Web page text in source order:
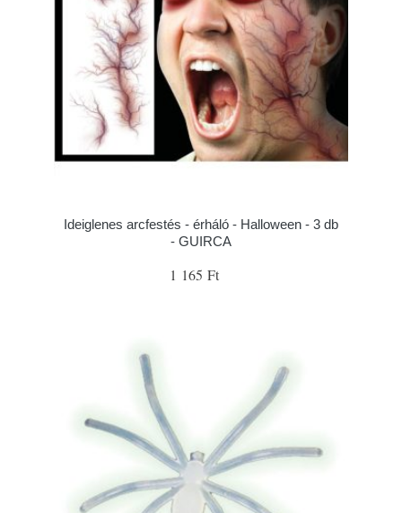
Ideiglenes arcfestés - érháló - Halloween - 3 db
- GUIRCA
1 165 Ft